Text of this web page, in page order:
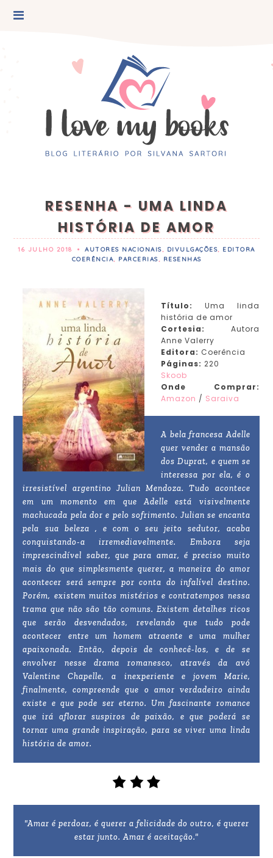
RESENHA - UMA LINDA
HISTÓRIA DE AMOR
16 JULHO 2018 • AUTORES NACIONAIS, DIVULGAÇÕES, EDITORA
COERÊNCIA, PARCERIAS, RESENHAS
Título:
Uma linda
história de amor
Cortesia: Autora
Anne Valerry
Editora: Coerência
Páginas:220
Skoob
Onde Comprar:
Amazon / Saraiva
A bela francesa Adelle
quer vender a mansão
dos Duprat, e quem se
interessa por ela, é o
irresistível argentino Julian Mendoza. Tudo acontece
em um momento em que Adelle está visivelmente
machucada pela dor e pelo sofrimento. Julian se encanta
pela sua beleza , e com o seu jeito sedutor, acaba
conquistando-a irremediavelmente. Embora seja
imprescindível saber, que para amar, é preciso muito
mais do que simplesmente querer, a maneira do amor
acontecer será sempre por conta do infalível destino.
Porém, existem muitos mistérios e contratempos nessa
trama que não são tão comuns. Existem detalhes ricos
que serão desvendados, revelando que tudo pode
acontecer entre um homem atraente e uma mulher
apaixonada. Então, depois de conhecê-los, e de se
envolver nesse drama romanesco, através da avó
Valentine Chapelle, a inexperiente e jovem Marie,
finalmente, compreende que o amor verdadeiro ainda
existe e que pode ser eterno. Um fascinante romance
que irá aflorar suspiros de paixão, e que poderá se
tornar uma grande inspiração, para se viver uma linda
história de amor.
"Amar é perdoar, é querer a felicidade do outro, é querer
estar junto. Amar é aceitação."